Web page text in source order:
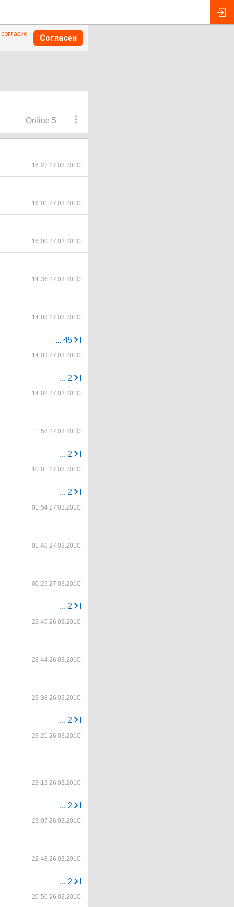
согласие
Согласен
Online 5
16:27 27.03.2010
16:01 27.03.2010
16:00 27.03.2010
14:36 27.03.2010
14:08 27.03.2010
... 45
14:03 27.03.2010
... 2
14:02 27.03.2010
11:58 27.03.2010
... 2
10:01 27.03.2010
... 2
01:54 27.03.2010
01:46 27.03.2010
00:25 27.03.2010
... 2
23:45 26.03.2010
23:44 26.03.2010
23:38 26.03.2010
... 2
23:21 26.03.2010
23:13 26.03.2010
... 2
23:07 26.03.2010
22:48 26.03.2010
... 2
20:50 26.03.2010